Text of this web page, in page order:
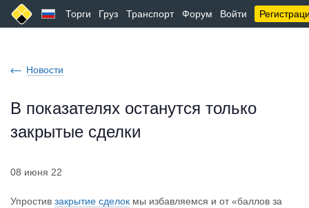
Торги Груз Транспорт Форум Войти
Новости
В показателях останутся только
закрытые сделки
08 июня 22
Упростив закрытие сделок мы избавляемся и от «баллов за